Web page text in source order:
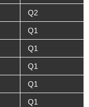
Q2
Q1
Q1
Q1
Q1
Q1